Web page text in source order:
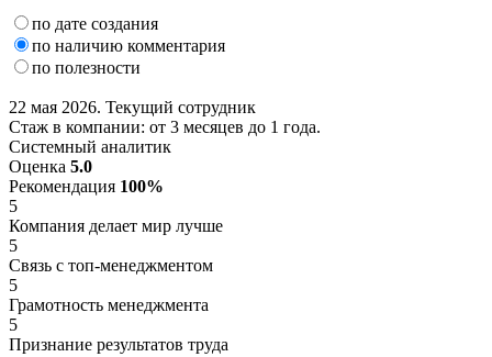
по дате создания
по наличию комментария
по полезности
22 мая 2026. Текущий сотрудник
Стаж в компании: от 3 месяцев до 1 года.
Системный аналитик
Оценка 5.0
Рекомендация 100%
5
Компания делает мир лучше
5
Связь с топ-менеджментом
5
Грамотность менеджмента
5
Признание результатов труда